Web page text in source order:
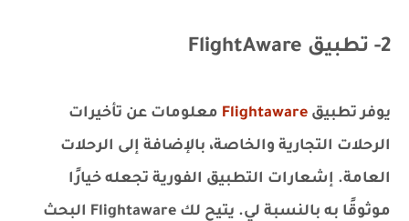
2- تطبيق FlightAware
يوفر تطبيق Flightaware معلومات عن تأخيرات
الرحلات التجارية والخاصة، بالإضافة إلى الرحلات
العامة. إشعارات التطبيق الفورية تجعله خيارًا
موثوقًا به بالنسبة لي. يتيح لك Flightaware البحث